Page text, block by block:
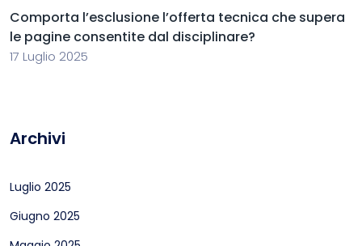
Comporta l’esclusione l’offerta tecnica che supera
le pagine consentite dal disciplinare?
17 Luglio 2025
Archivi
Luglio 2025
Giugno 2025